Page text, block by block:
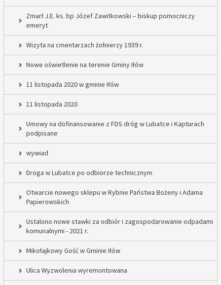
Zmarł J.E. ks. bp Józef Zawitkowski – biskup pomocniczy
emeryt
Wizyta na cmentarzach żołnierzy 1939 r.
Nowe oświetlenie na terenie Gminy Iłów
11 listopada 2020 w gminie Iłów
11 listopada 2020
Umowy na dofinansowanie z FDS dróg w Lubatce i Kapturach
podpisane
wywiad
Droga w Lubatce po odbiorze technicznym
Otwarcie nowego sklepu w Rybnie Państwa Bożeny i Adama
Papierowskich
Ustalono nowe stawki za odbiór i zagospodarowanie odpadami
komunalnymi - 2021 r.
Mikołajkowy Gość w Gminie Iłów
Ulica Wyzwolenia wyremontowana